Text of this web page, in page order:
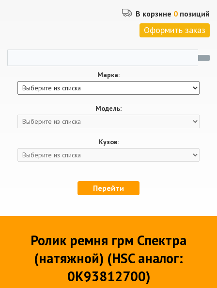
В корзине 0 позиций
Оформить заказ
Марка:
Модель:
Кузов:
Перейти
Ролик ремня грм Спектра
(натяжной) (HSC аналог:
0K93812700)